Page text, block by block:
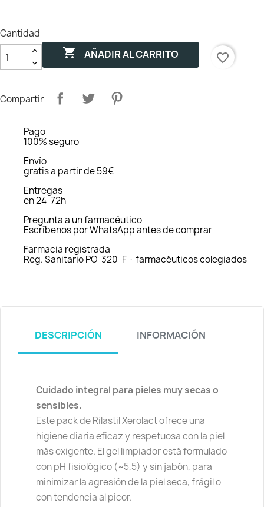
Cantidad
 AÑADIR AL CARRITO favorite_border
Compartir
Pago
100% seguro
Envío
gratis a partir de 59€
Entregas
en 24-72h
Pregunta a un farmacéutico
Escríbenos por WhatsApp antes de comprar
Farmacia registrada
Reg. Sanitario PO-320-F · farmacéuticos colegiados
DESCRIPCIÓN INFORMACIÓN
Cuidado integral para pieles muy secas o
sensibles.
Este pack de Rilastil Xerolact ofrece una
higiene diaria eficaz y respetuosa con la piel
más exigente. El gel limpiador está formulado
con pH fisiológico (~5,5) y sin jabón, para
minimizar la agresión de la piel seca, frágil o
con tendencia al picor.